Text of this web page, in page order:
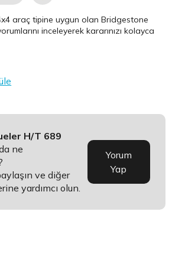
araç tipine uygun olanBridgestone
inceleyerek kararınızı kolayca
H/T 689
ne
ve diğer
yardımcı olun.
Yorum
Yap